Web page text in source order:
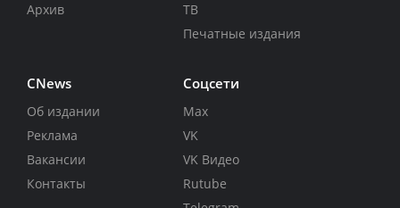
Архив
ТВ
Печатные издания
CNews
Об издании
Реклама
Вакансии
Контакты
Соцсети
Max
VK
VK Видео
Rutube